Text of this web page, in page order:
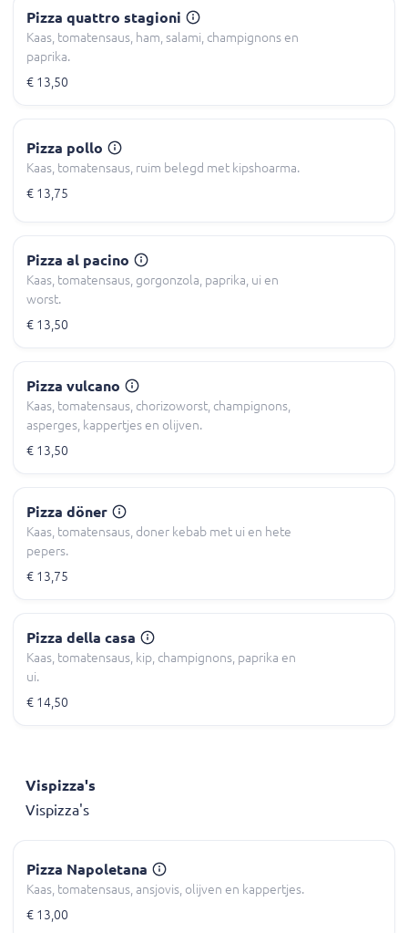
Pizza quattro stagioni
Kaas, tomatensaus, ham, salami, champignons en
paprika.
€ 13,50
Pizza pollo
Kaas, tomatensaus, ruim belegd met kipshoarma.
€ 13,75
Pizza al pacino
Kaas, tomatensaus, gorgonzola, paprika, ui en
worst.
€ 13,50
Pizza vulcano
Kaas, tomatensaus, chorizoworst, champignons,
asperges, kappertjes en olijven.
€ 13,50
Pizza döner
Kaas, tomatensaus, doner kebab met ui en hete
pepers.
€ 13,75
Pizza della casa
Kaas, tomatensaus, kip, champignons, paprika en
ui.
€ 14,50
Vispizza's
Vispizza's
Pizza Napoletana
Kaas, tomatensaus, ansjovis, olijven en kappertjes.
€ 13,00